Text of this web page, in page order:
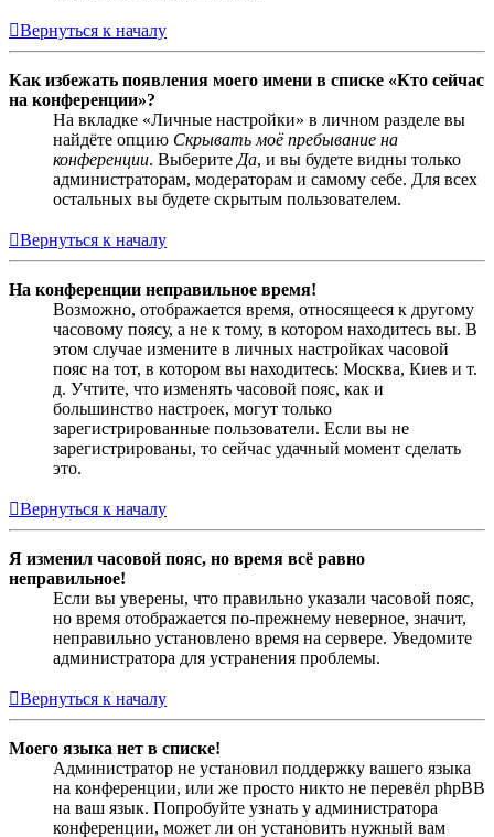
Вернуться к началу
Как избежать появления моего имени в списке «Кто сейчас
на конференции»?
На вкладке «Личные настройки» в личном разделе вы
найдёте опцию Скрывать моё пребывание на
конференции. Выберите Да, и вы будете видны только
администраторам, модераторам и самому себе. Для всех
остальных вы будете скрытым пользователем.
Вернуться к началу
На конференции неправильное время!
Возможно, отображается время, относящееся к другому
часовому поясу, а не к тому, в котором находитесь вы. В
этом случае измените в личных настройках часовой
пояс на тот, в котором вы находитесь: Москва, Киев и т.
д. Учтите, что изменять часовой пояс, как и
большинство настроек, могут только
зарегистрированные пользователи. Если вы не
зарегистрированы, то сейчас удачный момент сделать
это.
Вернуться к началу
Я изменил часовой пояс, но время всё равно
неправильное!
Если вы уверены, что правильно указали часовой пояс,
но время отображается по-прежнему неверное, значит,
неправильно установлено время на сервере. Уведомите
администратора для устранения проблемы.
Вернуться к началу
Моего языка нет в списке!
Администратор не установил поддержку вашего языка
на конференции, или же просто никто не перевёл phpBB
на ваш язык. Попробуйте узнать у администратора
конференции, может ли он установить нужный вам